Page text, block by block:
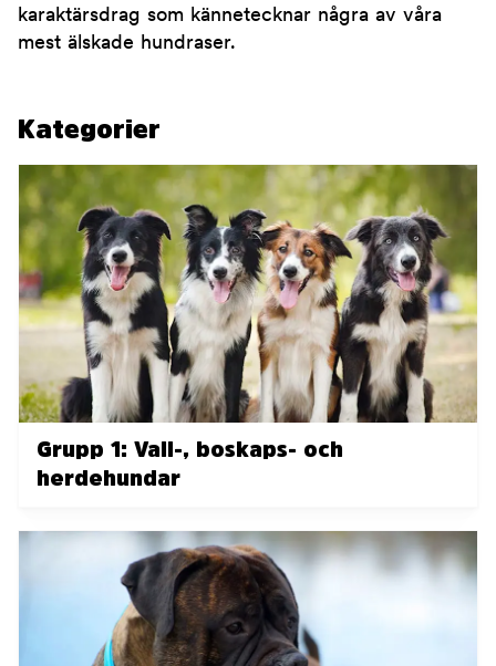
karaktärsdrag som kännetecknar några av våra
mest älskade hundraser.
Kategorier
Grupp 1: Vall-, boskaps- och
herdehundar